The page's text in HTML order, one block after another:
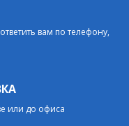
вам по телефону,
или до офиса